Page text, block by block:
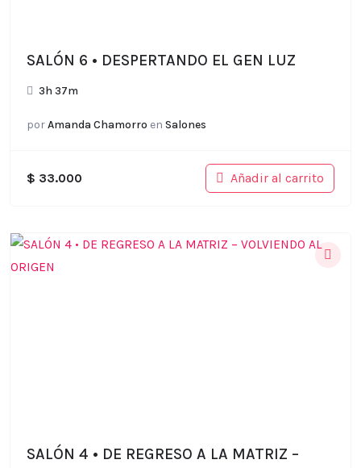
SALÓN 6 • DESPERTANDO EL GEN LUZ
3h 37m
porAmanda Chamorro en Salones
$ 33.000 Añadir al carrito
SALÓN 4 • DE REGRESO A LA MATRIZ –